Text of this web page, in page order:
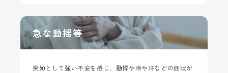
突如として強い不安を感じ、動悸や冷や汗などの症状が
急な動揺等